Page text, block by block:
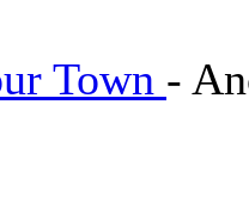
Town -